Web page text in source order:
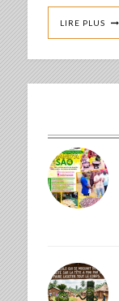
LIRE PLUS